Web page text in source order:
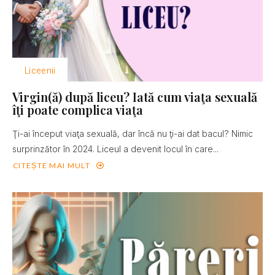
Liceenii
Virgin(ă) după liceu? Iată cum viaţa sexuală
îţi poate complica viaţa
Ţi-ai început viaţa sexuală, dar încă nu ţi-ai dat bacul? Nimic
surprinzător în 2024. Liceul a devenit locul în care...
CITEȘTE MAI MULT